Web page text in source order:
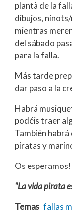
plantà de la
dibujos,
mientras
del sábado
para la falla.
Más tarde
dar paso a la
Habrá
podéis traer
También
piratas y
Os esperamos!
"La vida pirata
Temas fallas